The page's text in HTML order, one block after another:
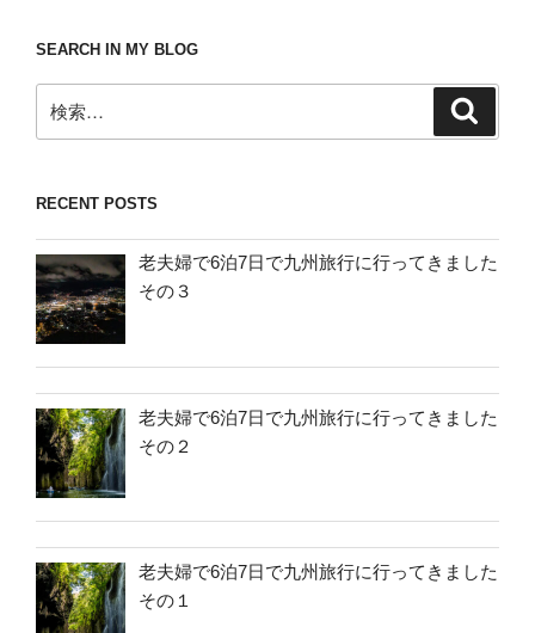
SEARCH IN MY BLOG
索:
RECENT POSTS
老夫婦で6泊7日で九州旅行に行ってきました
その３
老夫婦で6泊7日で九州旅行に行ってきました
その２
老夫婦で6泊7日で九州旅行に行ってきました
その１